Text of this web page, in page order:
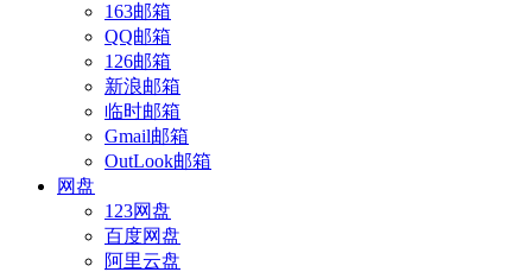
163邮箱
QQ邮箱
126邮箱
新浪邮箱
临时邮箱
Gmail邮箱
OutLook邮箱
网盘
123网盘
百度网盘
阿里云盘